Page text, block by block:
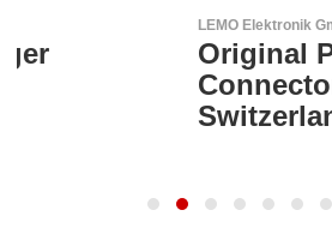
LEMO Elektronik GmbH
Original Push-
Connector – Made
Switzerland